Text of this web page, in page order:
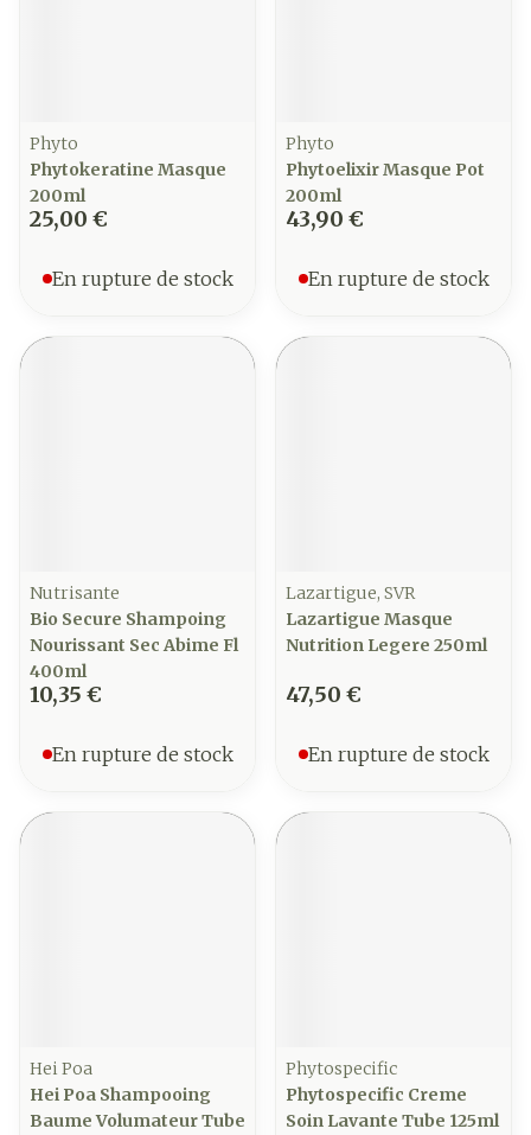
Phyto
Phytokeratine Masque
200ml
25,00 €
En rupture de stock
Phyto
Phytoelixir Masque Pot
200ml
43,90 €
En rupture de stock
Nutrisante
Bio Secure Shampoing
Nourissant Sec Abime Fl
400ml
10,35 €
En rupture de stock
Lazartigue, SVR
Lazartigue Masque
Nutrition Legere 250ml
47,50 €
En rupture de stock
Hei Poa
Hei Poa Shampooing
Baume Volumateur Tube
Phytospecific
Phytospecific Creme
Soin Lavante Tube 125ml